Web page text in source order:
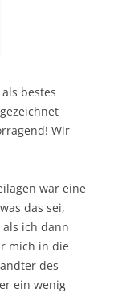
bestes
Wir
war eine
das sei,
als ich dann
mich in die
des
ein wenig